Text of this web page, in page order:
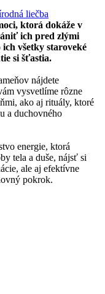
liečba
ktorá dokáže v
ich pred zlými
všetky staroveké
si šťastia.
nájdete
vysvetlíme rôzne
ako aj rituály, ktoré
a duchovného
energie, ktorá
tela a duše, nájsť si
ale aj efektívne
pokrok.